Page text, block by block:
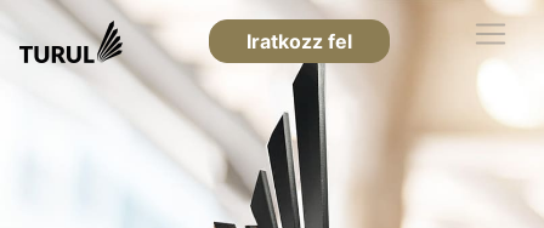
Iratkozz fel